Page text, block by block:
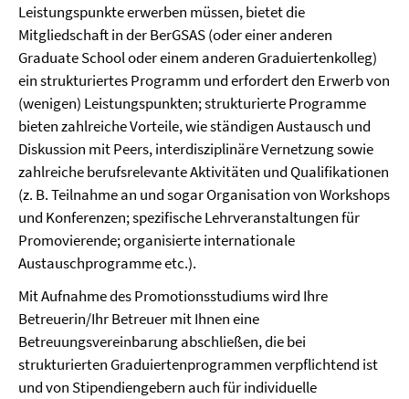
Leistungspunkte erwerben müssen, bietet die
Mitgliedschaft in der BerGSAS (oder einer anderen
Graduate School oder einem anderen Graduiertenkolleg)
ein strukturiertes Programm und erfordert den Erwerb von
(wenigen) Leistungspunkten; strukturierte Programme
bieten zahlreiche Vorteile, wie ständigen Austausch und
Diskussion mit Peers, interdisziplinäre Vernetzung sowie
zahlreiche berufsrelevante Aktivitäten und Qualifikationen
(z. B. Teilnahme an und sogar Organisation von Workshops
und Konferenzen; spezifische Lehrveranstaltungen für
Promovierende; organisierte internationale
Austauschprogramme etc.).
Mit Aufnahme des Promotionsstudiums wird Ihre
Betreuerin/Ihr Betreuer mit Ihnen eine
Betreuungsvereinbarung abschließen, die bei
strukturierten Graduiertenprogrammen verpflichtend ist
und von Stipendiengebern auch für individuelle